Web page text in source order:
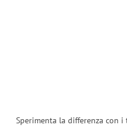
Sperimenta la differenza con